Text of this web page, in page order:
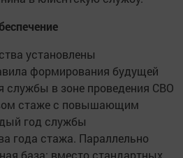
установлены
формирования будущей
службы в зоне проведения СВО
стаже с повышающим
год службы
года стажа. Параллельно
база: вместо стандартных